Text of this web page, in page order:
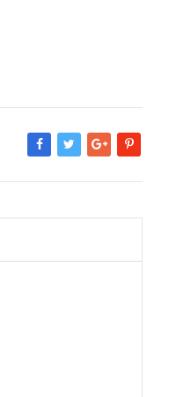
Share Tweet Google+Pinterest